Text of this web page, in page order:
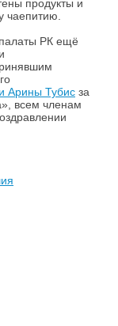
продукты и
чаепитию.
РК ещё
Арины Тубис за
всем членам